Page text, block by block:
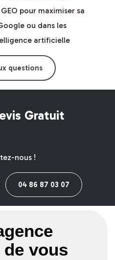
pour maximiser sa
ou dans les
artificielle
questions
Gratuit
nous !
04 86 87 03 07
vous